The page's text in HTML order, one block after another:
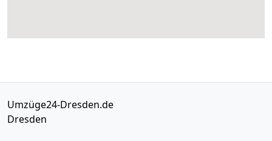
Umzüge24-Dresden.de
Dresden